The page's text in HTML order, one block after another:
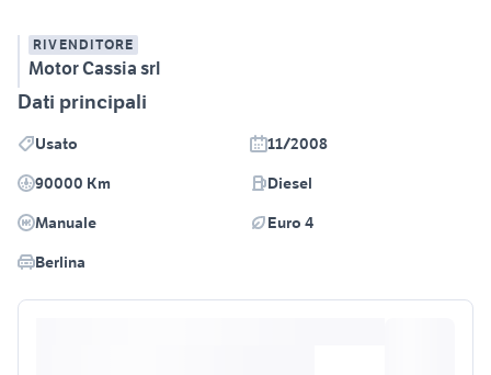
RIVENDITORE
Motor Cassia srl
Dati principali
Usato
11/2008
90000 Km
Diesel
Manuale
Euro 4
Berlina